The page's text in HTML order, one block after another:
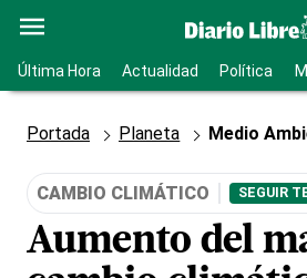
Última Hora Actualidad Política
Portada Planeta Medio
CAMBIO CLIMÁTICO SEGUIR
Aumento del